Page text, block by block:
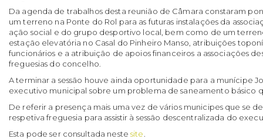
Da agenda de trabalhos desta reunião de Câmara constaram
um terreno na Ponte do Rol para as futuras instalações da
ação social e do grupo desportivo local, bem como de um
estação elevatória no Casal do Pinheiro Manso, atribuições
funcionários e a atribuição de apoios financeiros a associações
freguesias do concelho.
A terminar a sessão houve ainda oportunidade para a munícipe
executivo municipal sobre um problema de saneamento básico
De referir a presença mais uma vez de vários municipes que se
respetiva freguesia para assistir à sessão descentralizada do
Esta pode ser consultada nestesite